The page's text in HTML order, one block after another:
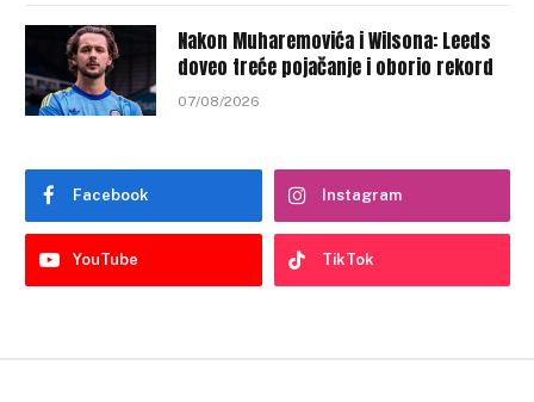
Nakon Muharemovića i Wilsona: Leeds
doveo treće pojačanje i oborio rekord
07/08/2026
Facebook Instagram
YouTube TikTok